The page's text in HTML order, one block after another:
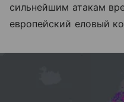
сильнейшим атакам
европейский еловый